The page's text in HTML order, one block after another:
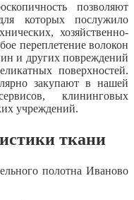
позволяют
которых послужило
хозяйственно-
переплетение волокон
и других повреждений
поверхностей.
закупают в нашей
клининговых
учреждений.
ткани
полотна Иваново